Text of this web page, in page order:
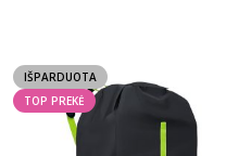
IŠPARDUOTA
TOP PREKĖ